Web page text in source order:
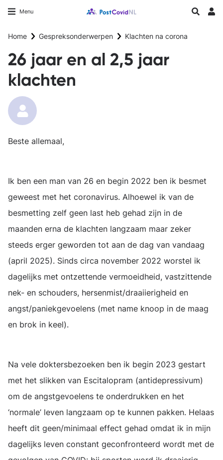
gaan
Menu Longfonds homepageZoeken
Home Gespreksonderwerpen Klachten na corona
26 jaar en al 2,5 jaar
klachten
Beste allemaal,
Ik ben een man van 26 en begin 2022 ben ik besmet
geweest met het coronavirus. Alhoewel ik van de
besmetting zelf geen last heb gehad zijn in de
maanden erna de klachten langzaam maar zeker
steeds erger geworden tot aan de dag van vandaag
(april 2025). Sinds circa november 2022 worstel ik
dagelijks met ontzettende vermoeidheid, vastzittende
nek- en schouders, hersenmist/draaiierigheid en
angst/paniekgevoelens (met name knoop in de maag
en brok in keel).
Na vele doktersbezoeken ben ik begin 2023 gestart
met het slikken van Escitalopram (antidepressivum)
om de angstgevoelens te onderdrukken en het
‘normale’ leven langzaam op te kunnen pakken. Helaas
heeft dit geen/minimaal effect gehad omdat ik in mijn
dagelijks leven constant geconfronteerd wordt met de